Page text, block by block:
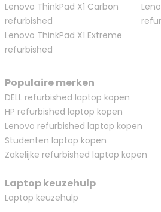
Lenovo ThinkPad X1 Carbon
refurbished
Lenovo ThinkPad X1 Extreme
refurbished
Populaire merken
DELL refurbished laptop kopen
HP refurbished laptop kopen
Lenovo refurbished laptop kopen
Studenten laptop kopen
Zakelijke refurbished laptop kopen
Laptop keuzehulp
Laptop keuzehulp